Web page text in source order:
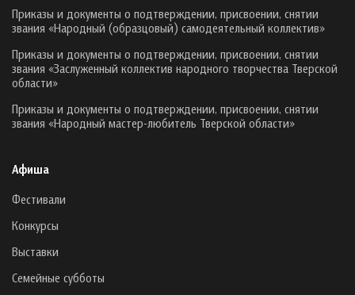
Приказы и документы о подтверждении, присвоении, снятии
звания «Народный (образцовый) самодеятельный коллектив»
Приказы и документы о подтверждении, присвоении, снятии
звания «Заслуженный коллектив народного творчества Тверской
области»
Приказы и документы о подтверждении, присвоении, снятии
звания «Народный мастер-любитель Тверской области»
Афиша
Фестивали
Конкурсы
Выставки
Семейные субботы